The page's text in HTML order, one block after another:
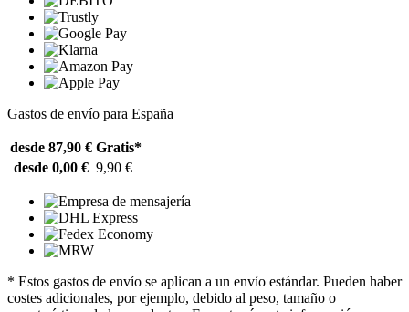
Gastos de envío para España
desde 87,90 € Gratis*
desde 0,00 € 9,90 €
* Estos gastos de envío se aplican a un envío estándar. Pueden haber
costes adicionales, por ejemplo, debido al peso, tamaño o